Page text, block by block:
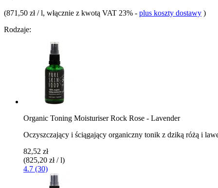
(871,50 zł / l, włącznie z kwotą VAT 23% - plus koszty dostawy )
Rodzaje:
Organic Toning Moisturiser Rock Rose - Lavender
Oczyszczający i ściągający organiczny tonik z dziką różą i
82,52 zł
(825,20 zł / l)
4.7 (30)